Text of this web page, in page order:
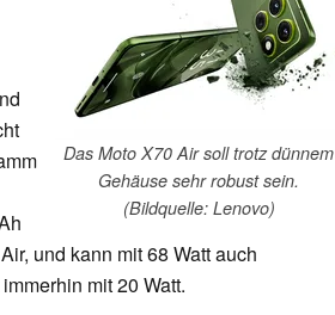
Das Moto X70 Air soll trotz dünnem
Gehäuse sehr robust sein.
(Bildquelle: Lenovo)
und kann mit 68 Watt auch
mit 20 Watt.